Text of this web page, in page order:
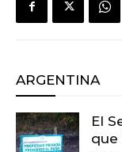
ARGENTINA
El
que